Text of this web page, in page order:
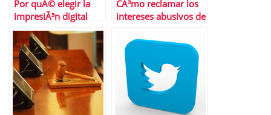
Por quÃ© elegir la
impresiÃ³n digital
CÃ³mo reclamar los
intereses abusivos de